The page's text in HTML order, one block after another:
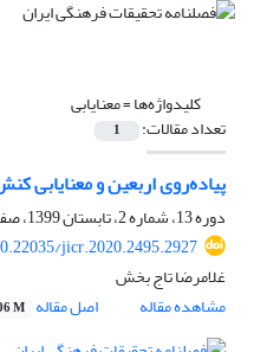
کلیدواژه‌ها =معنایابی
تعداد مقالات: 1
پیاده‌روی اربعین و معنایابی
دوره 13، شماره 2، تابستان 1399، صفحه
jicr.2020.2495.2927
غلامرضا تاج بخش
مشاهده مقاله
اصل مقاله M